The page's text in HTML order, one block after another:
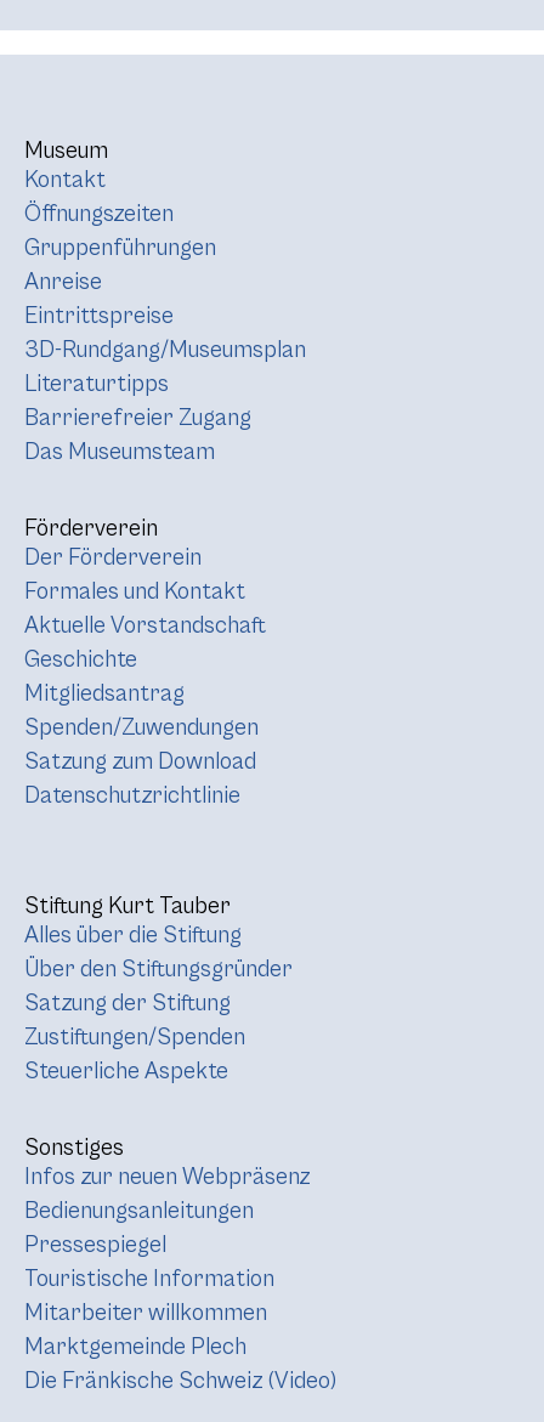
Museum
Kontakt
Öffnungszeiten
Gruppenführungen
Anreise
Eintrittspreise
3D-Rundgang/Museumsplan
Literaturtipps
Barrierefreier Zugang
Das Museumsteam
Förderverein
Der Förderverein
Formales und Kontakt
Aktuelle Vorstandschaft
Geschichte
Mitgliedsantrag
Spenden/Zuwendungen
Satzung zum Download
Datenschutzrichtlinie
Stiftung Kurt Tauber
Alles über die Stiftung
Über den Stiftungsgründer
Satzung der Stiftung
Zustiftungen/Spenden
Steuerliche Aspekte
Sonstiges
Infos zur neuen Webpräsenz
Bedienungsanleitungen
Pressespiegel
Touristische Information
Mitarbeiter willkommen
Marktgemeinde Plech
Die Fränkische Schweiz (Video)